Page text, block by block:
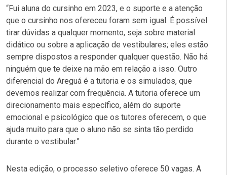
“Fui aluna do cursinho em 2023, e o suporte e a atenção
que o cursinho nos ofereceu foram sem igual. É possível
tirar dúvidas a qualquer momento, seja sobre material
didático ou sobre a aplicação de vestibulares; eles estão
sempre dispostos a responder qualquer questão. Não há
ninguém que te deixe na mão em relação a isso. Outro
diferencial do Areguá é a tutoria e os simulados, que
devemos realizar com frequência. A tutoria oferece um
direcionamento mais específico, além do suporte
emocional e psicológico que os tutores oferecem, o que
ajuda muito para que o aluno não se sinta tão perdido
durante o vestibular.”
Nesta edição, o processo seletivo oferece 50 vagas. A